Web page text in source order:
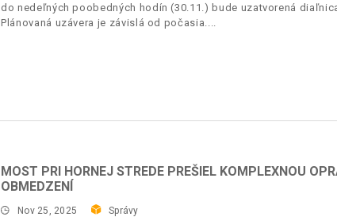
do nedeľných poobedných hodín (30.11.) bude uzatvorená
Plánovaná uzávera je závislá od počasia.
MOST PRI HORNEJ STREDE PREŠIEL KOMPLEXNOU
OBMEDZENÍ
Nov 25, 2025 Správy